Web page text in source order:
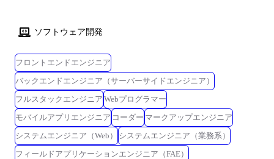
ソフトウェア開発
フロントエンドエンジニア
バックエンドエンジニア（サーバーサイドエンジニア）
フルスタックエンジニア Webプログラマー
モバイルアプリエンジニア コーダー マークアップエンジニア
システムエンジニア（Web）
システムエンジニア（業務系）
フィールドアプリケーションエンジニア（FAE）